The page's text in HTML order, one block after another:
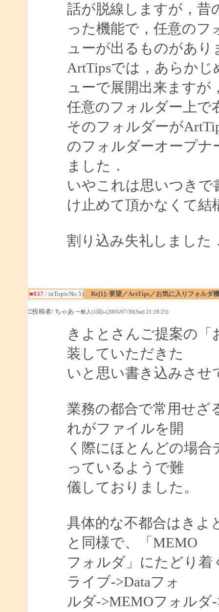
話が脱線しますが，昔
った機能で，任意のフ
ューが出るものがあり
ArtTipsでは，あらか
ューで展開出来ますが
任意のフォルダー上で
そのフォルダーが
のフォルダーオープナ
ました．
いやこれは思いつき
け止めて頂かなくて結
割り込み失礼しました
■837/ inTopicNo.5) Re[1]: 要望／ArtTips／お気に入りフォルダ
□投稿者/ ちゃあ 一般人(1回)-(2005/07/30(Sat) 21:28:25)
きよとさんご提案の
装していただきた
いと思い書き込みさ
業務の都合で常用せざ
れがファイルを開
く際にほとんどの場
っているようで難
儀しておりました。
具体的な不都合はきよ
と同様で、「MEMO
フォルダ」にたどり
ライブ->Dataフォ
ルダ->MEMOフォルダ